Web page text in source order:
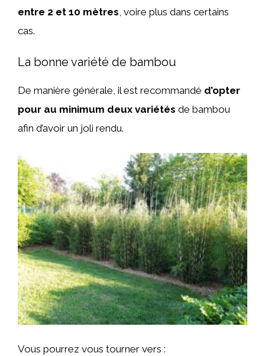
entre 2 et 10 mètres , voire plus dans certains
cas.
La bonne variété de bambou
De manière générale, il est recommandé d’opter
pour au minimum deux variétés de bambou
afin d’avoir un joli rendu.
Vous pourrez vous tourner vers :